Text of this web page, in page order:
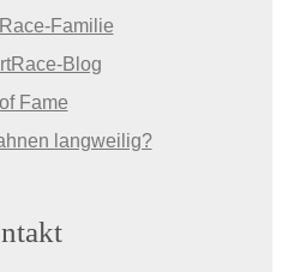
Familie
Blog
Fame
langweilig?